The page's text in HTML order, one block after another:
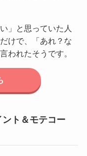
」と思っていた人
けで、「あれ？な
われたそうです。
ト＆モテコー